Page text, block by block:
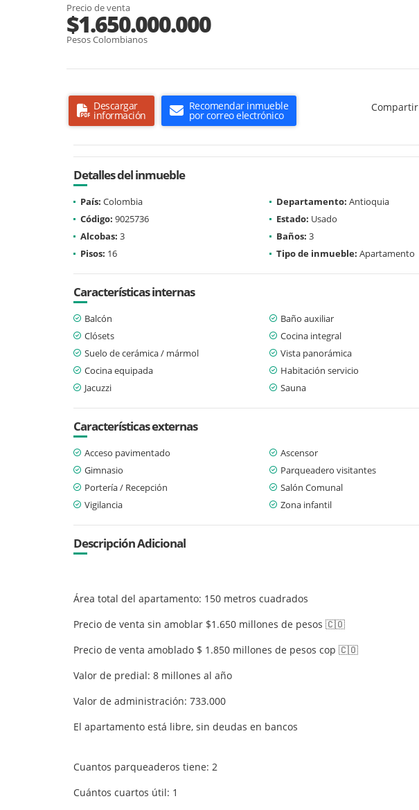
Precio de venta
$1.650.000.000
Pesos Colombianos
Descargar
información
Recomendar inmueble
por correo electrónico
Compartir
Detalles del inmueble
País: Colombia Departamento: Antioquia
Código: 9025736 Estado: Usado
Alcobas: 3 Baños: 3
Pisos: 16 Tipo de inmueble: Apartamento
Características internas
Balcón Baño auxiliar
Clósets
Cocina integral
Suelo de cerámica / mármol
Vista panorámica
Cocina equipada
Habitación servicio
Jacuzzi
Sauna
Características externas
Acceso pavimentado Ascensor
Gimnasio
Parqueadero visitantes
Portería / Recepción
Salón Comunal
Vigilancia
Zona infantil
Descripción Adicional
Área total del apartamento: 150 metros cuadrados
Precio de venta sin amoblar $1.650 millones de pesos 🇨🇴
Precio de venta amoblado $ 1.850 millones de pesos cop 🇨🇴
Valor de predial: 8 millones al año
Valor de administración: 733.000
El apartamento está libre, sin deudas en bancos
Cuantos parqueaderos tiene: 2
Cuántos cuartos útil: 1